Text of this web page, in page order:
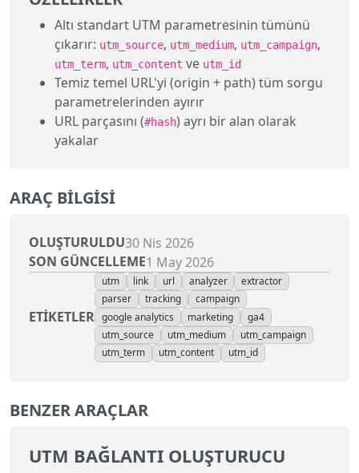
Altı standart UTM parametresinin tümünü
çıkarır: utm_source, utm_medium, utm_campaign,
utm_term, utm_content ve utm_id
Temiz temel URL'yi (origin + path) tüm sorgu
parametrelerinden ayırır
URL parçasını (#hash) ayrı bir alan olarak
yakalar
ARAÇ BILGISI
OLUŞTURULDU30 Nis 2026
SON GÜNCELLEME1 May 2026
ETIKETLER
utm link url analyzer
extractor
parser
tracking
campaign
google analytics
marketing
ga4
utm_source
utm_medium
utm_campaign
utm_term
utm_content utm_id
BENZER ARAÇLAR
UTM BAĞLANTI OLUŞTURUCU